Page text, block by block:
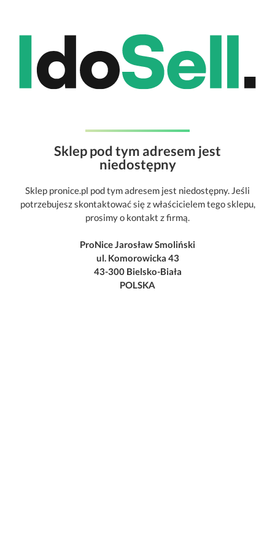
Sklep pod tym adresem jest
niedostępny
Sklep pronice.pl pod tym adresem jest niedostępny. Jeśli
potrzebujesz skontaktować się z właścicielem tego sklepu,
prosimy o kontakt z firmą.
ProNice Jarosław Smoliński
ul. Komorowicka 43
43-300 Bielsko-Biała
POLSKA